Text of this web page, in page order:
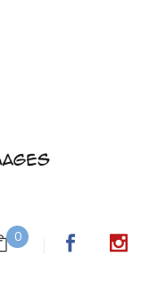
0